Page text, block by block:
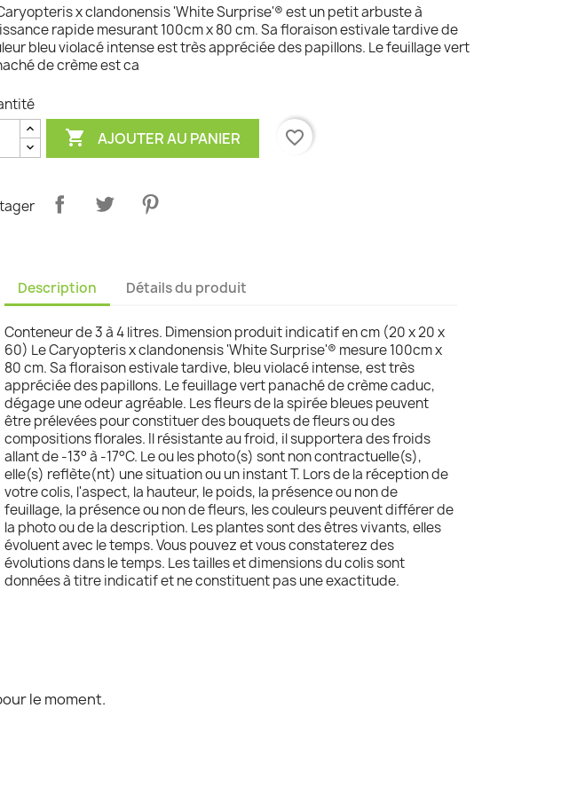
x clandonensis 'White Surprise'® est un petit arbuste à
rapide mesurant 100cm x 80 cm. Sa floraison estivale tardive de
bleu violacé intense est très appréciée des papillons. Le feuillage vert
de crème est ca
 AJOUTER AU PANIER favorite_border
Description Détails du produit
Conteneur de 3 à 4 litres. Dimension produit indicatif en cm (20 x 20 x
60) Le Caryopteris x clandonensis 'White Surprise'® mesure 100cm x
80 cm. Sa floraison estivale tardive, bleu violacé intense, est très
appréciée des papillons. Le feuillage vert panaché de crème caduc,
dégage une odeur agréable. Les fleurs de la spirée bleues peuvent
être prélevées pour constituer des bouquets de fleurs ou des
compositions florales. Il résistante au froid, il supportera des froids
allant de -13° à -17°C. Le ou les photo(s) sont non contractuelle(s),
elle(s) reflète(nt) une situation ou un instant T. Lors de la réception de
votre colis, l'aspect, la hauteur, le poids, la présence ou non de
feuillage, la présence ou non de fleurs, les couleurs peuvent différer de
la photo ou de la description. Les plantes sont des êtres vivants, elles
évoluent avec le temps. Vous pouvez et vous constaterez des
évolutions dans le temps. Les tailles et dimensions du colis sont
données à titre indicatif et ne constituent pas une exactitude.
le moment.